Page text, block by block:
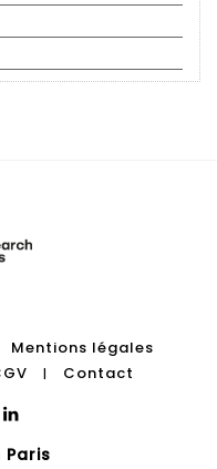
Mentions légales
| Contact